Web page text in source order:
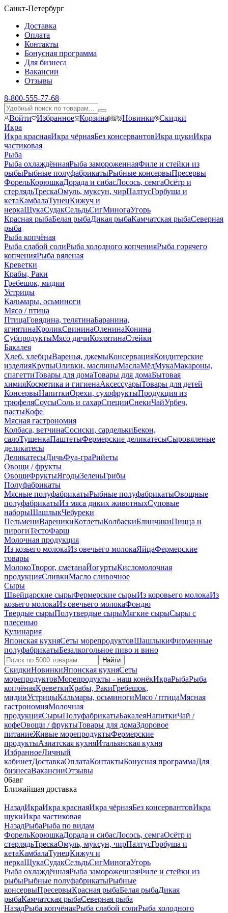
Санкт-Петербург
Доставка
Оплата
Контакты
Бонусная программа
Для бизнеса
Вакансии
Отзывы
8-800-555-77-68
Войти Избранное Корзина Новинки Скидки
Икра
Икра краснаяИкра чёрнаяБез консервантовИкра щукиИкра
частиковая
Рыба
Рыба охлаждённаяРыба замороженнаяФиле и стейки из
рыбыРыбные полуфабрикатыРыбные консервыПресервы
ФорельКорюшкаДорада и сибасЛосось, семгаОсётр и
стерлядьТрескаОмуль, муксун, чирПалтусГорбуша и
кетаКамбалаТунецКижуч и
неркаЩукаСудакСельдьСигМиногаУгорь
Красная рыбаБелая рыбаДикая рыбаКамчатская рыбаСеверная
рыба
Рыба копчёная
Рыба слабой солиРыба холодного копченияРыба горячего
копченияРыба вяленая
Креветки
Крабы, Раки
Гребешок, мидии
Устрицы
Кальмары, осьминоги
Мясо / птица
ПтицаГовядина, телятинаБаранина,
ягнятинаКроликСвининаОленинаКонина
СубпродуктыМясо дичиКозлятинаСтейки
Бакалея
Хлеб, хлебцыВаренья, джемыКонсервацияКондитерские
изделияКрупыОливки, маслиныМаслаМёдМукаМакароны,
спагеттиТовары для домаТовары для домаБытовая
химияКосметика и гигиенаАксессуарыТовары для детей
КонсервыНапиткиОрехи, сухофруктыПродукция из
трюфеляСоусыСоль и сахарСпецииСнекиЧайУрбеч,
пастыКофе
Мясная гастрономия
Колбаса, ветчинаСосиски, сарделькиБекон,
салоТушенкаПаштетыФермерские деликатесыСыровяленые
деликатесы
ДеликатесыДичьФуа-граРийеты
Овощи / фрукты
ОвощиФруктыЯгодыЗеленьГрибы
Полуфабрикаты
Мясные полуфабрикатыРыбные полуфабрикатыОвощные
полуфабрикатыИз мяса диких животныхСуповые
наборыШашлыкЧебуреки
ПельмениВареникиКотлетыКолбаскиБлинчикиПицца и
пирогиТестоФарш
Молочная продукция
Из козьего молокаИз овечьего молокаЯйцаФермерские
товары
МолокоТворог, сметанаЙогуртыКисломолочная
продукцияСливкиМасло сливочное
Сыры
Швейцарские сырыФермерские сырыИз коровьего молокаИз
козьего молокаИз овечьего молокаФондю
Твердые сырыПолутвердые сырыМягкие сырыСыры c
плесенью
Кулинария
Японская кухняСеты морепродуктовШашлыкиФирменные
полуфабрикатыБезалкогольное пиво и вино
Найти
СкидкиНовинкиЯпонская кухняСеты
морепродуктовМорепродукты - наш конёкИкраРыбаРыба
копчёнаяКреветкиКрабы, РакиГребешок,
мидииУстрицыКальмары, осьминогиМясо / птицаМясная
гастрономияМолочная
продукцияСырыПолуфабрикатыБакалеяНапиткиЧай /
кофеОвощи / фруктыТовары для домаЗдоровое
питаниеЖивые морепродуктыФермерские
продуктыАзиатская кухняИтальянская кухня
ИзбранноеЛичный
кабинетДоставкаОплатаКонтактыБонусная программаДля
бизнесаВакансииОтзывы
06авг
Ближайшая доставка
НазадИкраИкра краснаяИкра чёрнаяБез консервантовИкра
щукиИкра частиковая
НазадРыбаРыба по видам
ФорельКорюшкаДорада и сибасЛосось, семгаОсётр и
стерлядьТрескаОмуль, муксун, чирПалтусГорбуша и
кетаКамбалаТунецКижуч и
неркаЩукаСудакСельдьСигМиногаУгорь
Рыба охлаждённаяРыба замороженнаяФиле и стейки из
рыбыРыбные полуфабрикатыРыбные
консервыПресервыКрасная рыбаБелая рыбаДикая
рыбаКамчатская рыбаСеверная рыба
НазадРыба копчёнаяРыба слабой солиРыба холодного